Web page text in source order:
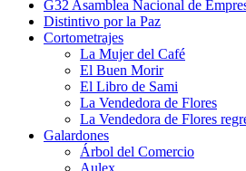
G32 Asamblea Nacional de
Distintivo por la Paz
Cortometrajes
La Mujer del Café
El Buen Morir
El Libro de Sami
La Vendedora de Flores
La Vendedora de Flores
Galardones
Árbol del Comercio